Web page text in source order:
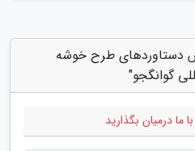
دستاوردهای طرح خوشه
گوانگجو"
ما درمیان بگذارید